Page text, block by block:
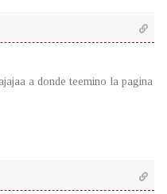
a donde teemino la pagina